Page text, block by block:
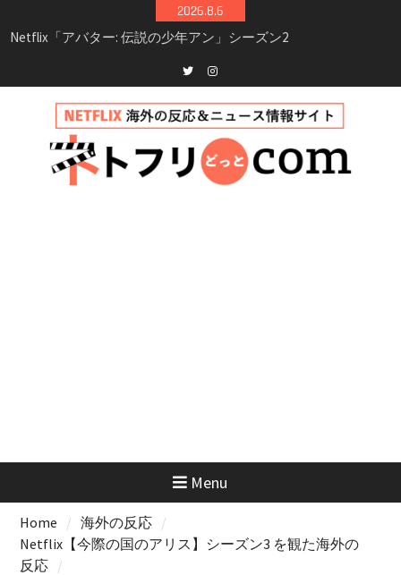
to
2026.8.6
シーズン3最新情報
Netflix映画「ボイスメールで恋をして」キャス
イッチ主演ロマコメ
新決定！2027年撮影開始へ
兄弟大騒動のコメディ映画「リトル・ブラザ
ー」がNetflixで配信！─キャスト・あらすじ・
見どころまとめ
Twitterinstagram
Menu
Home
海外の反応
Netflix【今際の国のアリス】シーズン3 を観た海外の
反応